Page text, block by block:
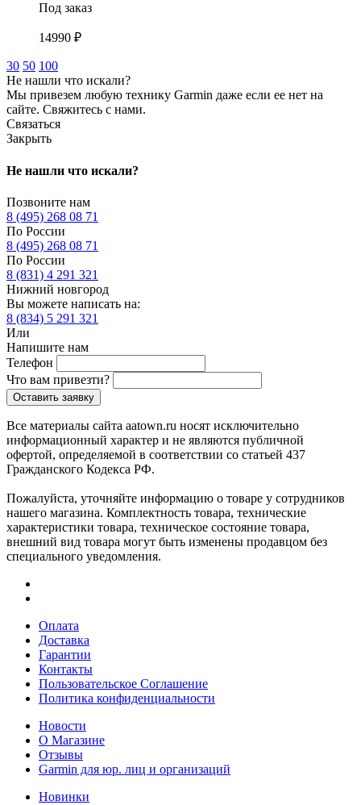
Под заказ
14990 ₽
30 50 100
Не нашли что искали?
Мы привезем любую технику Garmin даже если ее нет на
сайте. Свяжитесь с нами.
Связаться
Закрыть
Не нашли что искали?
Позвоните нам
8 (495) 268 08 71
По России
8 (495) 268 08 71
По России
8 (831) 4 291 321
Нижний новгород
Вы можете написать на:
8 (834) 5 291 321
Или
Напишите нам
Телефон
Что вам привезти?
Все материалы сайта aatown.ru носят исключительно
информационный характер и не являются публичной
офертой, определяемой в соответствии со статьей 437
Гражданского Кодекса РФ.
Пожалуйста, уточняйте информацию о товаре у сотрудников
нашего магазина. Комплектность товара, технические
характеристики товара, техническое состояние товара,
внешний вид товара могут быть изменены продавцом без
специального уведомления.
Оплата
Доставка
Гарантии
Контакты
Пользовательское Соглашение
Политика конфиденциальности
Новости
О Магазине
Отзывы
Garmin для юр. лиц и организаций
Новинки